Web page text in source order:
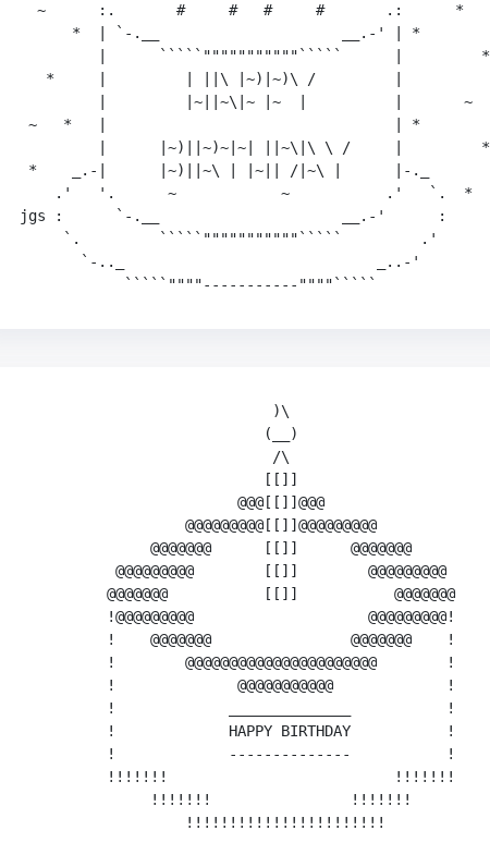
    ~      :.       #     #   #     #       .:      *
        *  | `-.__                     __.-' | *
           |      `````"""""""""""`````      |         *
     *     |         | ||\ |~)|~)\ /         |
           |         |~||~\|~ |~  |          |       ~
   ~   *   |                                 | *
           |      |~)||~)~|~| ||~\|\ \ /     |         *
   *    _.-|      |~)||~\ | |~|| /|~\ |      |-._
      .'   '.      ~            ~           .'   `.  *
  jgs :      `-.__                     __.-'      :
       `.         `````"""""""""""`````         .'
         `-.._                             _..-'
                               )\
                              (__)
                               /\
                              [[]]
                           @@@[[]]@@@
                     @@@@@@@@@[[]]@@@@@@@@@
                 @@@@@@@      [[]]      @@@@@@@
             @@@@@@@@@        [[]]        @@@@@@@@@
            @@@@@@@           [[]]           @@@@@@@
            !@@@@@@@@@                    @@@@@@@@@!
            !    @@@@@@@                @@@@@@@    !
            !        @@@@@@@@@@@@@@@@@@@@@@        !
            !              @@@@@@@@@@@             !
            !             ______________           !
            !             HAPPY BIRTHDAY           !
            !             --------------           !
            !!!!!!!                          !!!!!!!
                 !!!!!!!                !!!!!!!